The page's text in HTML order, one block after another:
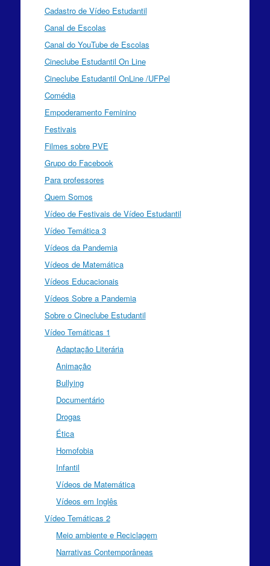
Cadastro de Vídeo Estudantil
Canal de Escolas
Canal do YouTube de Escolas
Cineclube Estudantil On Line
Cineclube Estudantil OnLine /UFPel
Comédia
Empoderamento Feminino
Festivais
Filmes sobre PVE
Grupo do Facebook
Para professores
Quem Somos
Vídeo de Festivais de Vídeo Estudantil
Vídeo Temática 3
Vídeos da Pandemia
Vídeos de Matemática
Vídeos Educacionais
Vídeos Sobre a Pandemia
Sobre o Cineclube Estudantil
Vídeo Temáticas 1
Adaptação Literária
Animação
Bullying
Documentário
Drogas
Ética
Homofobia
Infantil
Vídeos de Matemática
Vídeos em Inglês
Vídeo Temáticas 2
Meio ambiente e Reciclagem
Narrativas Contemporâneas